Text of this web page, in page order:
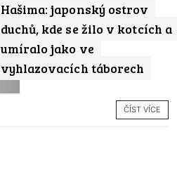
Hašima: japonský ostrov
duchů, kde se žilo v kotcích a
umíralo jako ve
vyhlazovacích táborech
ČÍST VÍCE